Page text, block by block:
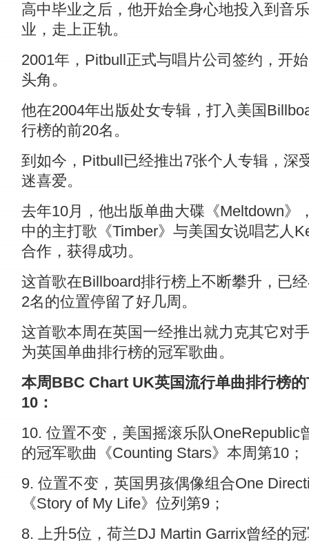
高中毕业之后，他开始全身心地投入到音
业，走上正轨。
2001年，Pitbull正式与唱片公司签约，开
头角。
他在2004年出版处女专辑，打入美国
行榜的前20名。
到如今，Pitbull已经推出7张个人专辑，深
迷喜爱。
去年10月，他出版单曲大碟《Meltdown》
中的主打歌《Timber》与美国女说唱艺人
合作，获得成功。
这首歌在Billboard排行榜上不断攀升，已
2名的位置停留了好几周。
这首歌本周在英国一经推出就力克其它对
为英国单曲排行榜的冠军歌曲。
本周BBC Chart UK英国流行单曲排行榜的
10：
10. 位置不变，美国摇滚乐队OneRepublic
的冠军歌曲《Counting Stars》本周第10；
9. 位置不变，英国男孩偶像组合One
《Story of My Life》位列第9；
8. 上升5位，荷兰DJ Martin Garrix曾经的